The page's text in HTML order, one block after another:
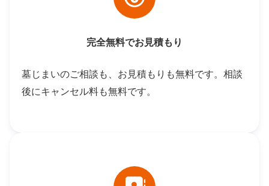
完全無料でお見積もり
墓じまいのご相談も、お見積もりも無料です。相談
後にキャンセル料も無料です。